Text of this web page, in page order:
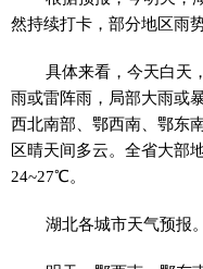
然持续打卡，部分地区雨势
具体来看，今天白天
雨或雷阵雨，局部大雨或
西北南部、鄂西南、鄂东
区晴天间多云。全省大部
24~27℃。
湖北各城市天气预报